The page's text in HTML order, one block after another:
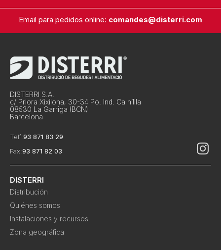
Email para pedidos online: comandes@disterri.com
DISTERRI S.A.
c/ Priora Xixilona, 30-34 Po. Ind. Ca n’Illa
08530 La Garriga (BCN)
Barcelona
Telf:93 871 83 29
Fax:93 871 82 03
DISTERRI
Distribución
Quiénes somos
Instalaciones y recursos
Zona geográfica